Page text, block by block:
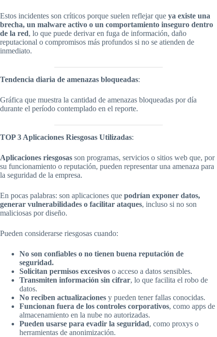
Estos incidentes son críticos porque suelen reflejar que ya existe una
brecha, un malware activo o un comportamiento inseguro dentro
de la red, lo que puede derivar en fuga de información, daño
reputacional o compromisos más profundos si no se atienden de
inmediato.
Tendencia diaria de amenazas bloqueadas:
Gráfica que muestra la cantidad de amenazas bloqueadas por día
durante el período contemplado en el reporte.
TOP 3 Aplicaciones Riesgosas Utilizadas:
Aplicaciones riesgosas son programas, servicios o sitios web que, por
su funcionamiento o reputación, pueden representar una amenaza para
la seguridad de la empresa.
En pocas palabras: son aplicaciones que podrían exponer datos,
generar vulnerabilidades o facilitar ataques, incluso si no son
maliciosas por diseño.
Pueden considerarse riesgosas cuando:
No son confiables o no tienen buena reputación de
seguridad.
Solicitan permisos excesivos o acceso a datos sensibles.
Transmiten información sin cifrar, lo que facilita el robo de
datos.
No reciben actualizaciones y pueden tener fallas conocidas.
Funcionan fuera de los controles corporativos, como apps de
almacenamiento en la nube no autorizadas.
Pueden usarse para evadir la seguridad, como proxys o
herramientas de anonimización.